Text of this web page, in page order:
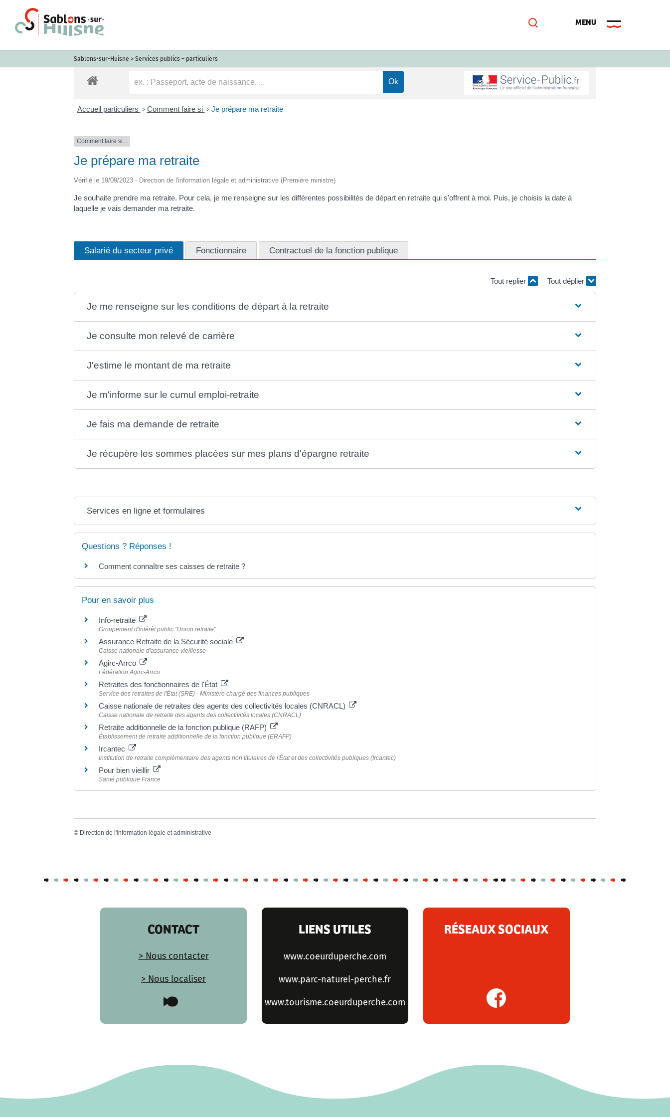
Sablons-sur-Huisne > Services publics – particuliers
Accueil particuliers > Comment faire si > Je prépare ma retraite
Comment faire si...
Je prépare ma retraite
Vérifié le 19/09/2023 - Direction de l'information légale et administrative (Première ministre)
Je souhaite prendre ma retraite. Pour cela, je me renseigne sur les différentes possibilités de départ en retraite qui s'offrent à moi. Puis, je choisis la date à
laquelle je vais demander ma retraite.
Salarié du secteur privé Fonctionnaire Contractuel de la fonction publique
Tout replier Tout déplier
Je me renseigne sur les conditions de départ à la retraite
Je consulte mon relevé de carrière
J'estime le montant de ma retraite
Je m'informe sur le cumul emploi-retraite
Je fais ma demande de retraite
Je récupère les sommes placées sur mes plans d'épargne retraite
Services en ligne et formulaires
Questions ? Réponses !
Comment connaître ses caisses de retraite ?
Pour en savoir plus
Info-retraite
Groupement d'intérêt public "Union retraite"
Assurance Retraite de la Sécurité sociale
Caisse nationale d'assurance vieillesse
Agirc-Arrco
Fédération Agirc-Arrco
Retraites des fonctionnaires de l'État
Service des retraites de l'État (SRE) - Ministère chargé des finances publiques
Caisse nationale de retraites des agents des collectivités locales (CNRACL)
Caisse nationale de retraite des agents des collectivités locales (CNRACL)
Retraite additionnelle de la fonction publique (RAFP)
Établissement de retraite additionnelle de la fonction publique (ERAFP)
Ircantec
Institution de retraite complémentaire des agents non titulaires de l'État et des collectivités publiques (Ircantec)
Pour bien vieillir
Santé publique France
© Direction de l'information légale et administrative
CONTACT
> Nous contacter
> Nous localiser
LIENS UTILES
www.coeurduperche.com
www.parc-naturel-perche.fr
www.tourisme.coeurduperche.com
RÉSEAUX SOCIAUX